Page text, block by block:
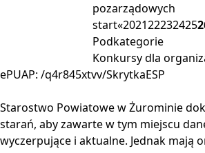
pozarządowych
start«202122232425
Podkategorie
Konkursy dla
ePUAP: /q4r845xtvv/SkrytkaESP
Starostwo Powiatowe w Żurominie
starań, aby zawarte w tym miejscu
wyczerpujące i aktualne. Jednak mają